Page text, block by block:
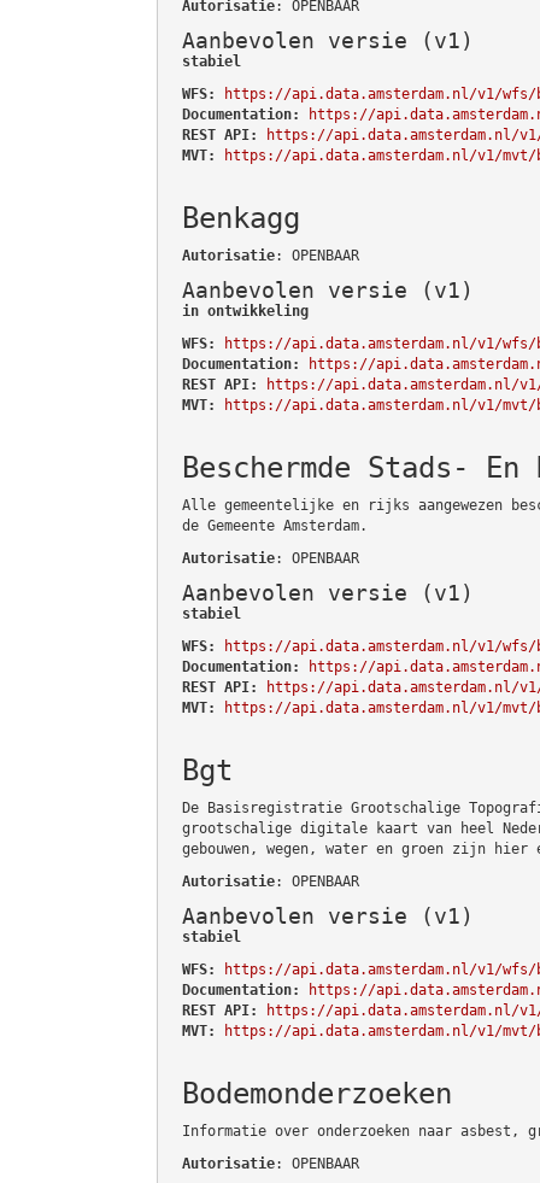
Autorisatie: OPENBAAR
Aanbevolen versie (v1)
stabiel
WFS:
https://api.data.amsterdam.nl/v1/wfs/
Documentation:
https://
REST API:
https://api.data.amsterdam.nl/
MVT:
https://api.data.amsterdam.nl/v1/mvt/
Benkagg
Autorisatie: OPENBAAR
Aanbevolen versie (v1)
in ontwikkeling
WFS:
https://api.data.amsterdam.nl/v1/wfs/
Documentation:
https://
REST API:
https://api.data.amsterdam.nl/v1/
MVT:
https://api.data.amsterdam.nl/v1/mvt/
Beschermde Stads-
Alle gemeentelijke en rijks aangewezen
de Gemeente Amsterdam.
Autorisatie: OPENBAAR
Aanbevolen versie (v1)
stabiel
WFS:
https://api.data.amsterdam.nl/v1/wfs/
Documentation:
https://
REST API:
https://api.data.amsterdam.nl/v1/
MVT:
https://api.data.amsterdam.nl/v1/mvt/
Bgt
De Basisregistratie Grootschalige
grootschalige digitale kaart van heel
gebouwen, wegen, water en groen zijn hier
Autorisatie: OPENBAAR
Aanbevolen versie (v1)
stabiel
WFS:
https://api.data.amsterdam.nl/v1/wfs/
Documentation:
https://
REST API:
https://api.data.amsterdam.nl/
MVT:
https://api.data.amsterdam.nl/v1/mvt/
Bodemonderzoeken
Informatie over onderzoeken naar asbest,
Autorisatie: OPENBAAR